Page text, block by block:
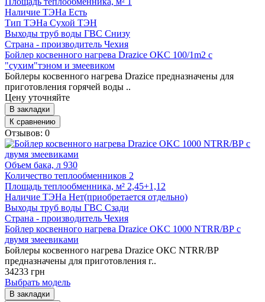
Наличие ТЭНа Есть
Тип ТЭНа Сухой ТЭН
Выходы труб воды ГВС Снизу
Страна - производитель Чехия
Бойлер косвенного нагрева Drazice OKC 100/1m2 с
"сухим"тэном и змеевиком
Бойлеры косвенного нагрева Drazice предназначены для
приготовления горячей воды ..
Цену уточняйте
В закладки
К сравнению
Отзывов: 0
Объем бака, л 930
Количество теплообменников 2
Площадь теплообменника, м² 2,45+1,12
Наличие ТЭНа Нет(приобретается отдельно)
Выходы труб воды ГВС Сзади
Страна - производитель Чехия
Бойлер косвенного нагрева Drazice OKC 1000 NTRR/ВР с
двумя змеевиками
Бойлеры косвенного нагрева Drazice ОКС NTRR/BP
предназначены для приготовления г..
34233 грн
Выбрать модель
В закладки